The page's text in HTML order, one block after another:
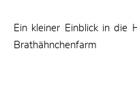
Ein kleiner Einblick in die
Brathähnchenfarm